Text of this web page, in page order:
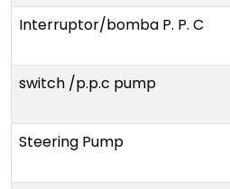
Interruptor/bomba P. P. C
switch /p.p.c pump
Steering Pump